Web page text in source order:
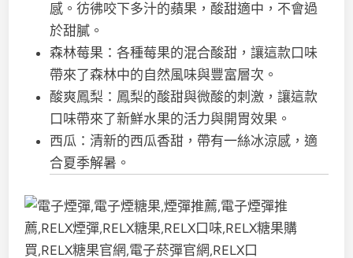
感。彷彿咬下多汁的蘋果，酸甜適中，不會過
於甜膩。
森林莓果：各種莓果的混合酸甜，讓這款口味
帶來了森林中的自然風味與豐富層次。
酸爽鳳梨：鳳梨的酸甜與微酸的刺激，讓這款
口味帶來了新鮮水果的活力與開胃效果。
西瓜：清新的西瓜香甜，帶有一絲冰涼感，適
合夏季解暑。